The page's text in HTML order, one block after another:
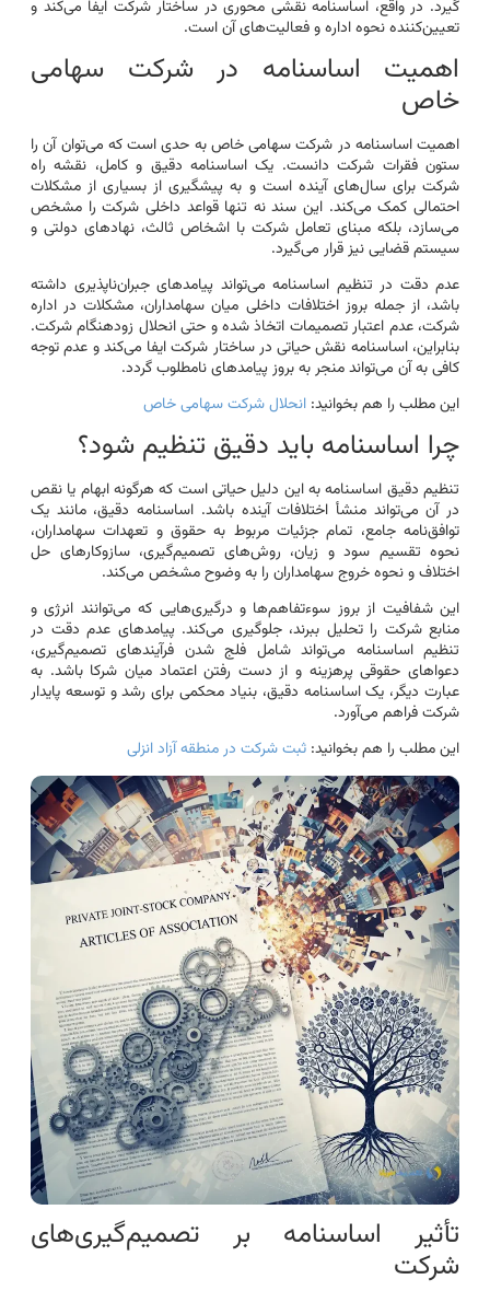
گیرد. در واقع، اساسنامه نقشی محوری در ساختار شرکت ایفا می‌کند و
تعیین‌کننده نحوه اداره و فعالیت‌های آن است.
اهمیت اساسنامه در شرکت سهامی
خاص
اهمیت اساسنامه در شرکت سهامی خاص به حدی است که می‌توان آن را
ستون فقرات شرکت دانست. یک اساسنامه دقیق و کامل، نقشه راه
شرکت برای سال‌های آینده است و به پیشگیری از بسیاری از مشکلات
احتمالی کمک می‌کند. این سند نه تنها قواعد داخلی شرکت را مشخص
می‌سازد، بلکه مبنای تعامل شرکت با اشخاص ثالث، نهادهای دولتی و
سیستم قضایی نیز قرار می‌گیرد.
عدم دقت در تنظیم اساسنامه می‌تواند پیامدهای جبران‌ناپذیری داشته
باشد، از جمله بروز اختلافات داخلی میان سهامداران، مشکلات در اداره
شرکت، عدم اعتبار تصمیمات اتخاذ شده و حتی انحلال زودهنگام شرکت.
بنابراین، اساسنامه نقش حیاتی در ساختار شرکت ایفا می‌کند و عدم توجه
کافی به آن می‌تواند منجر به بروز پیامدهای نامطلوب گردد.
این مطلب را هم بخوانید: انحلال شرکت سهامی خاص
چرا اساسنامه باید دقیق تنظیم شود؟
تنظیم دقیق اساسنامه به این دلیل حیاتی است که هرگونه ابهام یا نقص
در آن می‌تواند منشأ اختلافات آینده باشد. اساسنامه دقیق، مانند یک
توافق‌نامه جامع، تمام جزئیات مربوط به حقوق و تعهدات سهامداران،
نحوه تقسیم سود و زیان، روش‌های تصمیم‌گیری، سازوکارهای حل
اختلاف و نحوه خروج سهامداران را به وضوح مشخص می‌کند.
این شفافیت از بروز سوءتفاهم‌ها و درگیری‌هایی که می‌توانند انرژی و
منابع شرکت را تحلیل ببرند، جلوگیری می‌کند. پیامدهای عدم دقت در
تنظیم اساسنامه می‌تواند شامل فلج شدن فرآیندهای تصمیم‌گیری،
دعواهای حقوقی پرهزینه و از دست رفتن اعتماد میان شرکا باشد. به
عبارت دیگر، یک اساسنامه دقیق، بنیاد محکمی برای رشد و توسعه پایدار
شرکت فراهم می‌آورد.
این مطلب را هم بخوانید: ثبت شرکت در منطقه آزاد انزلی
تأثیر اساسنامه بر تصمیم‌گیری‌های
شرکت